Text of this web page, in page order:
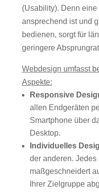
(Usability). Denn
ansprechend ist und
bedienen, sorgt für
geringere
Webdesign umfasst
Aspekte:
Responsive
allen Endgeräten
Smartphone über
Desktop.
Individuelles
der anderen. Jedes
maßgeschneidert
Ihrer Zielgruppe